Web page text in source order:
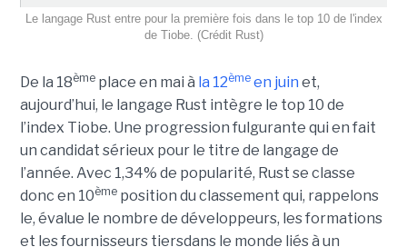
Le langage Rust entre pour la première fois dans le top 10 de l'index
de Tiobe. (Crédit Rust)
De la 18èmeplace en mai à la 12èmeen juin et,
aujourd’hui, le langage Rust intègre le top 10 de
l’index Tiobe. Une progression fulgurante qui en fait
un candidat sérieux pour le titre de langage de
l’année. Avec 1,34% de popularité, Rust se classe
donc en 10èmeposition du classement qui, rappelons
le, évalue le nombre de développeurs, les formations
et les fournisseurs tiersdans le monde liés à un